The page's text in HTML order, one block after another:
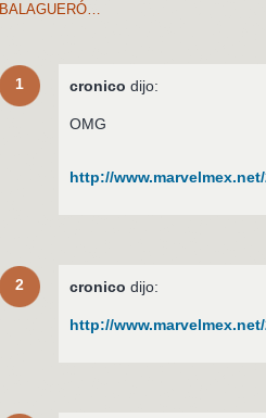
BALAGUERÓ…
1 cronico dijo:
OMG
http://
2 cronico dijo:
http://